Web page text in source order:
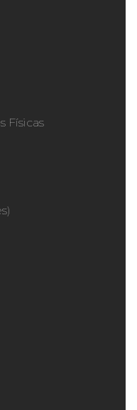
Físicas